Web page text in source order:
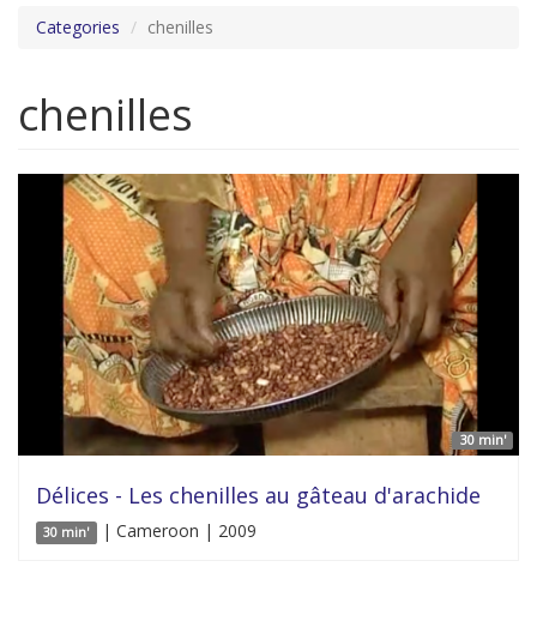
Categories chenilles
chenilles
30 min'
Délices - Les chenilles au gâteau d'arachide
30 min' | Cameroon | 2009